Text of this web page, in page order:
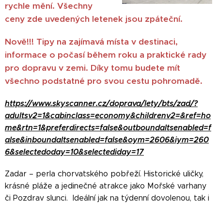
rychle mění. Všechny
ceny zde uvedených letenek jsou zpáteční.
Nově!!! Tipy na zajímavá místa v destinaci,
informace o počasí během roku a praktické rady
pro dopravu v zemi. Díky tomu budete mít
všechno podstatné pro svou cestu pohromadě.
https://www.skyscanner.cz/doprava/lety/bts/zad/?
adultsv2=1&cabinclass=economy&childrenv2=&ref=ho
me&rtn=1&preferdirects=false&outboundaltsenabled=f
alse&inboundaltsenabled=false&oym=2606&iym=260
6&selectedoday=10&selectediday=17
Zadar – perla chorvatského pobřeží. Historické uličky,
krásné pláže a jedinečné atrakce jako Mořské varhany
či Pozdrav slunci. Ideální jak na týdenní dovolenou, tak i